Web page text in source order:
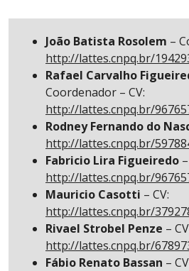
João Batista Rosolem –
http://lattes.cnpq.br/
Rafael Carvalho
Coordenador – CV:
http://lattes.cnpq.br/
Rodney Fernando do
http://lattes.cnpq.br/
Fabricio Lira Figueiredo
http://lattes.cnpq.br/
Mauricio Casotti – CV:
http://lattes.cnpq.br/
Rivael Strobel Penze –
http://lattes.cnpq.br/
Fábio Renato Bassan –